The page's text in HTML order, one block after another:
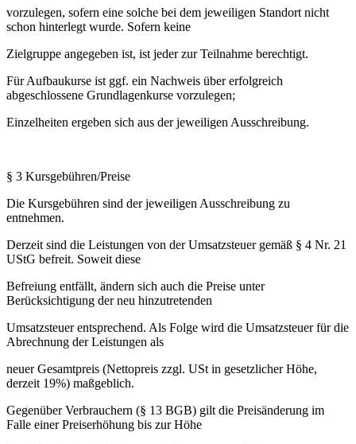
vorzulegen, sofern eine solche bei dem jeweiligen Standort nicht
schon hinterlegt wurde. Sofern keine
Zielgruppe angegeben ist, ist jeder zur Teilnahme berechtigt.
Für Aufbaukurse ist ggf. ein Nachweis über erfolgreich
abgeschlossene Grundlagenkurse vorzulegen;
Einzelheiten ergeben sich aus der jeweiligen Ausschreibung.
§ 3 Kursgebühren/Preise
Die Kursgebühren sind der jeweiligen Ausschreibung zu
entnehmen.
Derzeit sind die Leistungen von der Umsatzsteuer gemäß § 4 Nr. 21
UStG befreit. Soweit diese
Befreiung entfällt, ändern sich auch die Preise unter
Berücksichtigung der neu hinzutretenden
Umsatzsteuer entsprechend. Als Folge wird die Umsatzsteuer für die
Abrechnung der Leistungen als
neuer Gesamtpreis (Nettopreis zzgl. USt in gesetzlicher Höhe,
derzeit 19%) maßgeblich.
Gegenüber Verbrauchern (§ 13 BGB) gilt die Preisänderung im
Falle einer Preiserhöhung bis zur Höhe